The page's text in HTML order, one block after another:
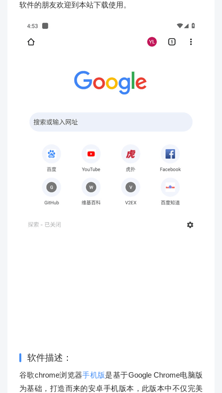
软件的朋友欢迎到本站下载使用。
软件描述：
谷歌chrome浏览器手机版是基于Google Chrome电脑版
为基础，打造而来的安卓手机版本，此版本中不仅完美